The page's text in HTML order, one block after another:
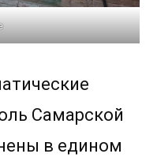
Самарской
в едином